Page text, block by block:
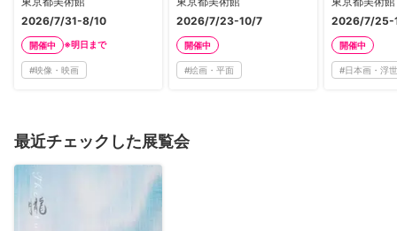
もに観る、ともに過ご
す」
2026/7/31-8/10
開催中 ※明日まで
#映像・映画
ス」
2026/7/23-10/7
開催中
#絵画・平面
えた江戸絵
2026/7/25-
開催中
#日本画・浮
最近チェックした展覧会